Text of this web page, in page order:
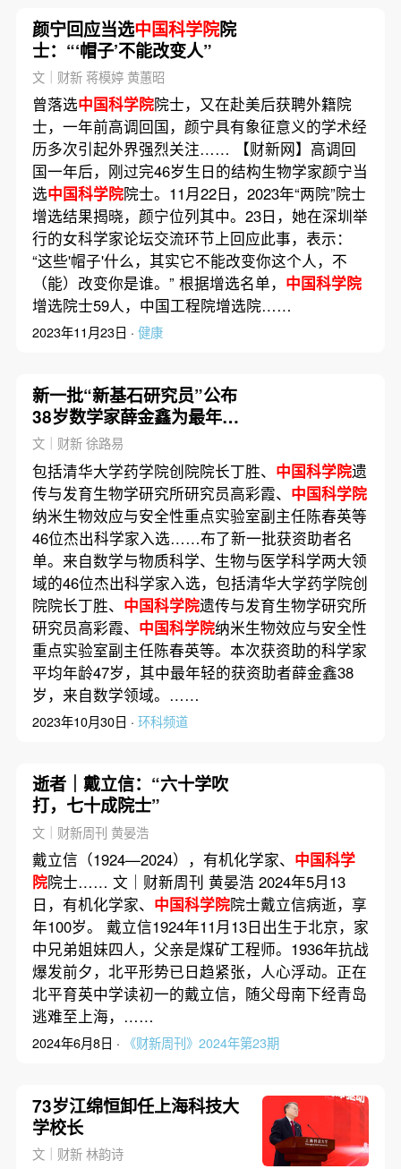
颜宁回应当选中国科学院院
士：“‘帽子’不能改变人”
文｜财新 蒋模婷 黄蕙昭
曾落选中国科学院院士，又在赴美后获聘外籍院
士，一年前高调回国，颜宁具有象征意义的学术经
历多次引起外界强烈关注…… 【财新网】高调回
国一年后，刚过完46岁生日的结构生物学家颜宁当
选中国科学院院士。11月22日，2023年“两院”院士
增选结果揭晓，颜宁位列其中。23日，她在深圳举
行的女科学家论坛交流环节上回应此事，表示：
“这些'帽子'什么，其实它不能改变你这个人，不
（能）改变你是谁。” 根据增选名单， 中国科学院
增选院士59人，中国工程院增选院……
2023年11月23日 · 健康
新一批“新基石研究员”公布
38岁数学家薛金鑫为最年轻
获选者
文｜财新 徐路易
包括清华大学药学院创院院长丁胜、 中国科学院遗
传与发育生物学研究所研究员高彩霞、 中国科学院
纳米生物效应与安全性重点实验室副主任陈春英等
46位杰出科学家入选……布了新一批获资助者名
单。来自数学与物质科学、生物与医学科学两大领
域的46位杰出科学家入选，包括清华大学药学院创
院院长丁胜、 中国科学院遗传与发育生物学研究所
研究员高彩霞、 中国科学院纳米生物效应与安全性
重点实验室副主任陈春英等。本次获资助的科学家
平均年龄47岁，其中最年轻的获资助者薛金鑫38
岁，来自数学领域。……
2023年10月30日 · 环科频道
逝者｜戴立信：“六十学吹
打，七十成院士”
文｜财新周刊 黄晏浩
戴立信（1924—2024），有机化学家、 中国科学
院院士…… 文｜财新周刊 黄晏浩 2024年5月13
日，有机化学家、 中国科学院院士戴立信病逝，享
年100岁。 戴立信1924年11月13日出生于北京，家
中兄弟姐妹四人，父亲是煤矿工程师。1936年抗战
爆发前夕，北平形势已日趋紧张，人心浮动。正在
北平育英中学读初一的戴立信，随父母南下经青岛
逃难至上海，……
2024年6月8日 · 《财新周刊》2024年第23期
73岁江绵恒卸任上海科技大
学校长
文｜财新 林韵诗